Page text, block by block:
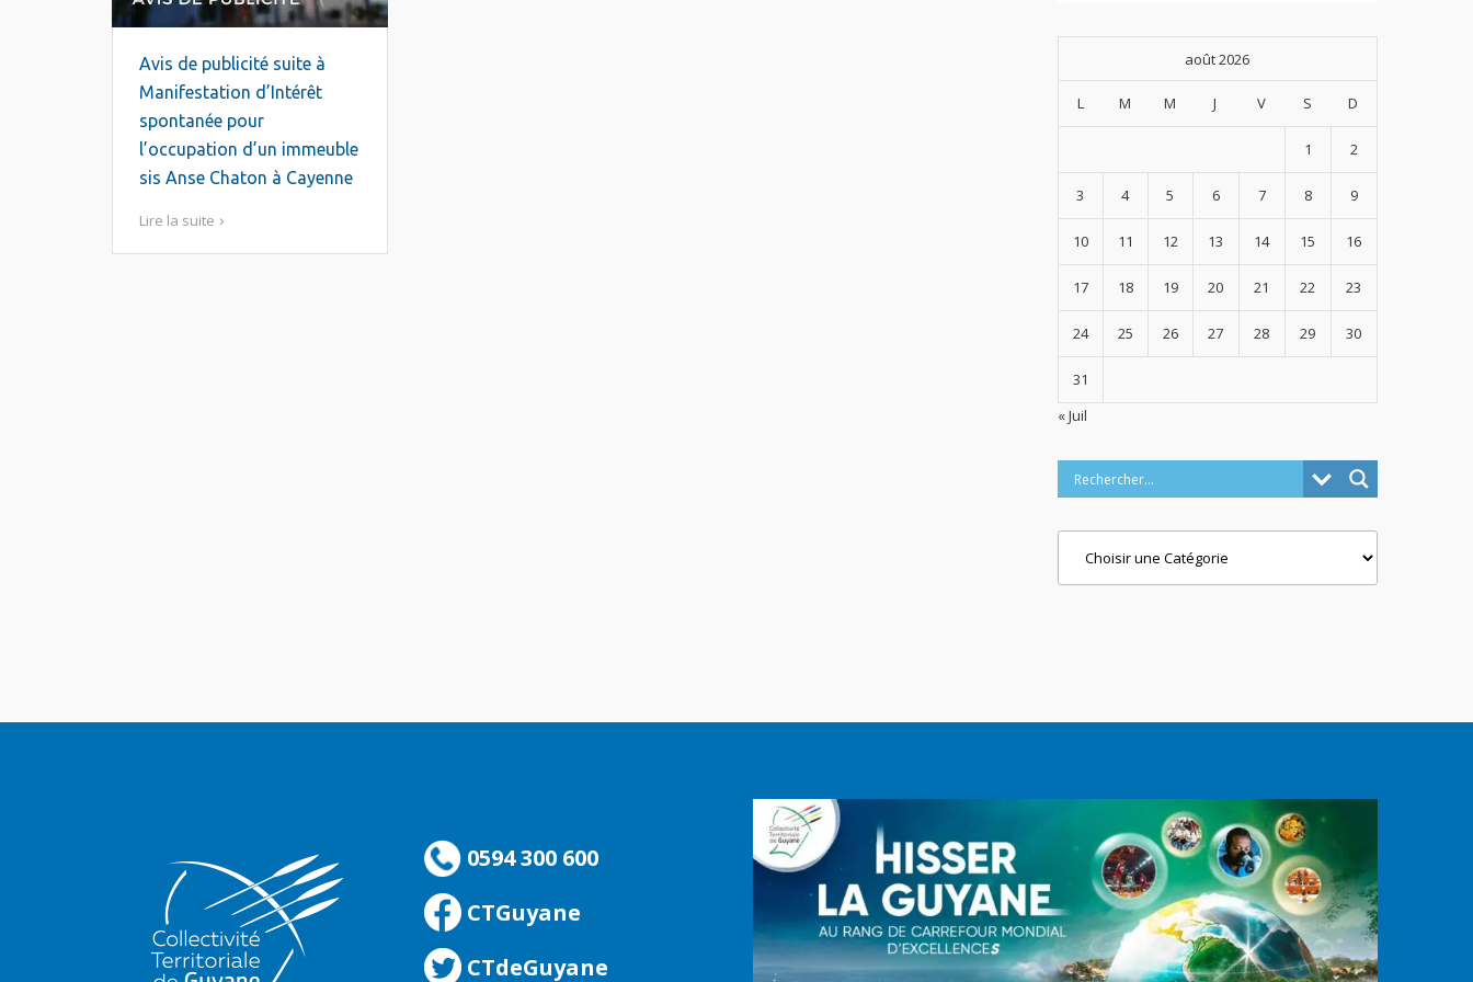
Avis de publicité suite à
Manifestation d’Intérêt
spontanée pour
l’occupation d’un immeuble
sis Anse Chaton à Cayenne
Lire la suite
août 2026
L M M J V S D
1 2
3 4 5 6 7 8 9
10 11 12 13 14 15 16
17 18 19 20 21 22 23
24 25 26 27 28 29 30
31
« Juil
0594 300 600
CTGuyane
CTdeGuyane